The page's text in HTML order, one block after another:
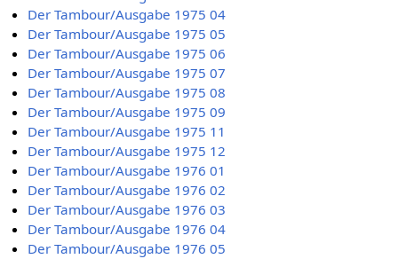
Der Tambour/Ausgabe 1975 04
Der Tambour/Ausgabe 1975 05
Der Tambour/Ausgabe 1975 06
Der Tambour/Ausgabe 1975 07
Der Tambour/Ausgabe 1975 08
Der Tambour/Ausgabe 1975 09
Der Tambour/Ausgabe 1975 11
Der Tambour/Ausgabe 1975 12
Der Tambour/Ausgabe 1976 01
Der Tambour/Ausgabe 1976 02
Der Tambour/Ausgabe 1976 03
Der Tambour/Ausgabe 1976 04
Der Tambour/Ausgabe 1976 05